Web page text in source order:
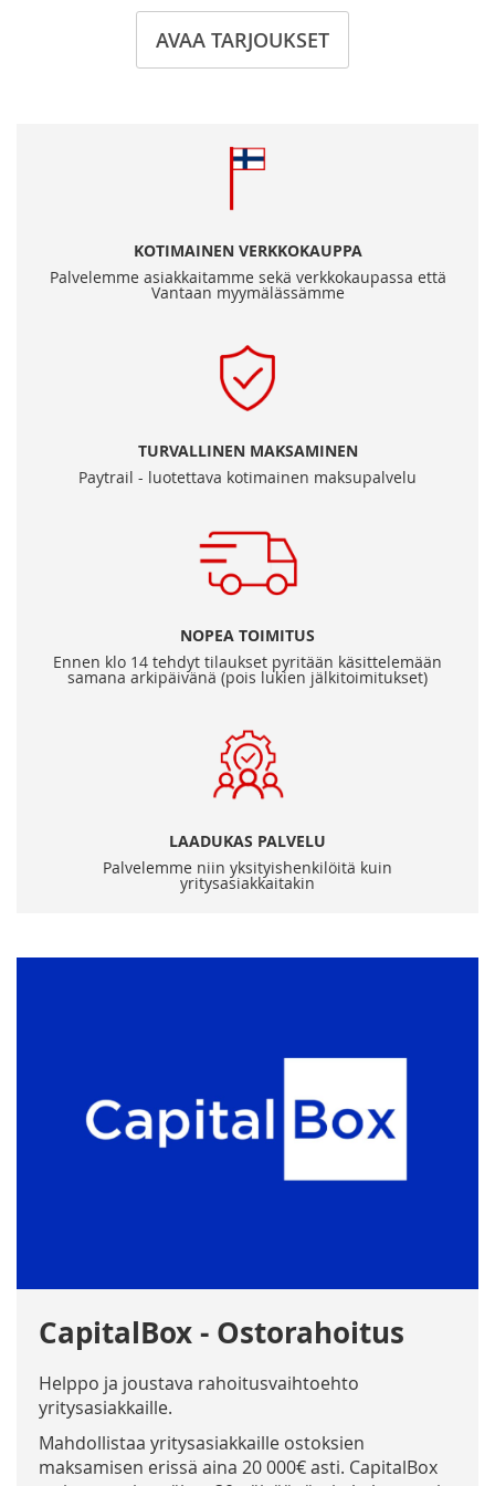
AVAA TARJOUKSET
KOTIMAINEN VERKKOKAUPPA
Palvelemme asiakkaitamme sekä verkkokaupassa että
Vantaan myymälässämme
TURVALLINEN MAKSAMINEN
Paytrail - luotettava kotimainen maksupalvelu
NOPEA TOIMITUS
Ennen klo 14 tehdyt tilaukset pyritään käsittelemään
samana arkipäivänä (pois lukien jälkitoimitukset)
LAADUKAS PALVELU
Palvelemme niin yksityishenkilöitä kuin
yritysasiakkaitakin
CapitalBox - Ostorahoitus
Helppo ja joustava rahoitusvaihtoehto
yritysasiakkaille.
Mahdollistaa yritysasiakkaille ostoksien
maksamisen erissä aina 20 000€ asti. CapitalBox